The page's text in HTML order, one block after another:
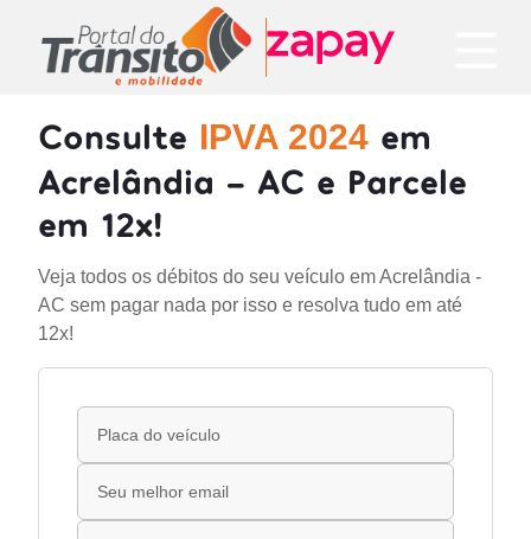
Consulte IPVA 2024 em
Acrelândia - AC e Parcele
em 12x!
Veja todos os débitos do seu veículo em Acrelândia -
AC sem pagar nada por isso e resolva tudo em até
12x!